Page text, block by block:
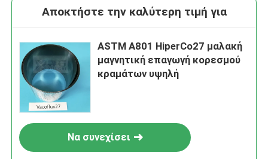
Αποκτήστε την καλύτερη τιμή για
ASTM A801 HiperCo27 μαλακή
μαγνητική επαγωγή κορεσμού
κραμάτων υψηλή
Να συνεχίσει